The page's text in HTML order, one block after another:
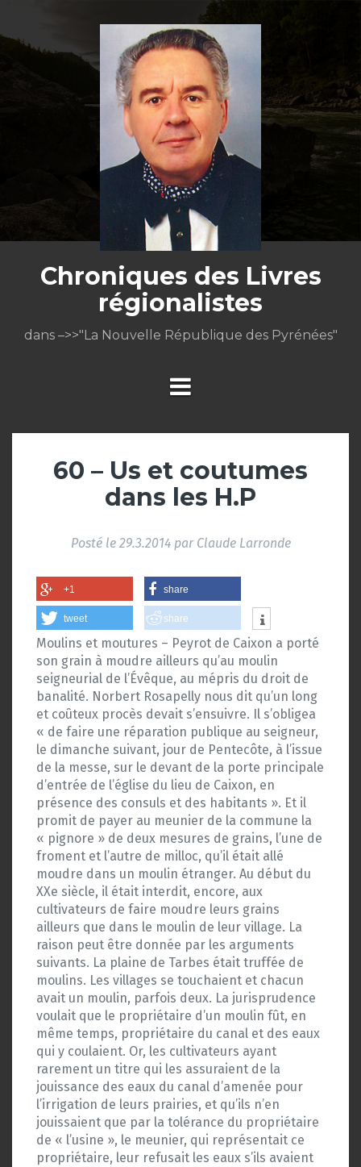
contenu
Chroniques des Livres
régionalistes
dans –>>"La Nouvelle République des Pyrénées"
60 – Us et coutumes
dans les H.P
Posté le 29.3.2014par Claude Larronde
+1 share
tweet share
Moulins et moutures – Peyrot de Caixon a porté
son grain à moudre ailleurs qu’au moulin
seigneurial de l’Évêque, au mépris du droit de
banalité. Norbert Rosapelly nous dit qu’un long
et coûteux procès devait s’ensuivre. Il s’obligea
« de faire une réparation publique au seigneur,
le dimanche suivant, jour de Pentecôte, à l’issue
de la messe, sur le devant de la porte principale
d’entrée de l’église du lieu de Caixon, en
présence des consuls et des habitants ». Et il
promit de payer au meunier de la commune la
« pignore » de deux mesures de grains, l’une de
froment et l’autre de milloc, qu’il était allé
moudre dans un moulin étranger. Au début du
XXe siècle, il était interdit, encore, aux
cultivateurs de faire moudre leurs grains
ailleurs que dans le moulin de leur village. La
raison peut être donnée par les arguments
suivants. La plaine de Tarbes était truffée de
moulins. Les villages se touchaient et chacun
avait un moulin, parfois deux. La jurisprudence
voulait que le propriétaire d’un moulin fût, en
même temps, propriétaire du canal et des eaux
qui y coulaient. Or, les cultivateurs ayant
rarement un titre qui les assuraient de la
jouissance des eaux du canal d’amenée pour
l’irrigation de leurs prairies, et qu’ils n’en
jouissaient que par la tolérance du propriétaire
de « l’usine », le meunier, qui représentait ce
propriétaire, leur refusait les eaux s’ils avaient